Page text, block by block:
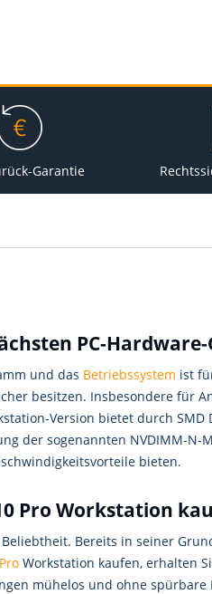
Garantie
PC-
und das Betriebssystem ist
besitzen. Insbesondere für
Version bietet durch SMD
der sogenannten NVDIMM-N-
bieten.
Pro Workstation
Bereits in seiner
Workstation kaufen, erhalten
mühelos und ohne spürbare